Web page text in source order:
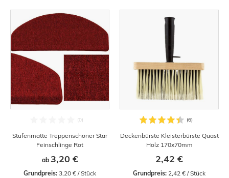
Stufenmatte Treppenschoner Star
Feinschlinge Rot
ab 3,20 €
Grundpreis: 3,20 € / Stück
Deckenbürste Kleisterbürste Quast
Holz 170x70mm
2,42 €
Grundpreis: 2,42 € / Stück